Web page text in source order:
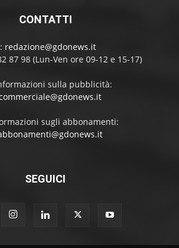
CONTATTI
redazione@gdonews.it
87 98 (Lun-Ven ore 09-12 e 15-17)
sulla pubblicità:
sugli abbonamenti:
SEGUICI